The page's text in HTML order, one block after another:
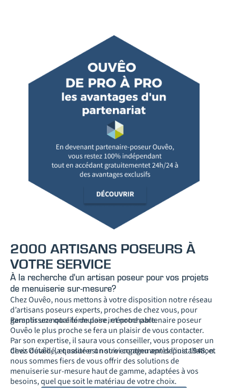
2000 ARTISANS POSEURS À
VOTRE SERVICE
À la recherche d'un artisan poseur pour vos projets
de menuiserie sur-mesure?
Chez Ouvêo, nous mettons à votre disposition notre réseau
d’artisans poseurs experts, proches de chez vous, pour
garantir une qualité de pose irréprochable.
Remplissez notre formulaire, et notre partenaire poseur
Ouvêo le plus proche se fera un plaisir de vous contacter.
Par son expertise, il saura vous conseiller, vous proposer un
devis détaillé, et assurer un suivi continu après l’installation.
Chez Ouvêo, la qualité est notre engagement depuis 1948, et
nous sommes fiers de vous offrir des solutions de
menuiserie sur-mesure haut de gamme, adaptées à vos
besoins, quel que soit le matériau de votre choix.